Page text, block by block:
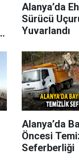
Alanya’da
Sürücü
Yuvarlandı
Alanya’da
Öncesi
Seferberliği